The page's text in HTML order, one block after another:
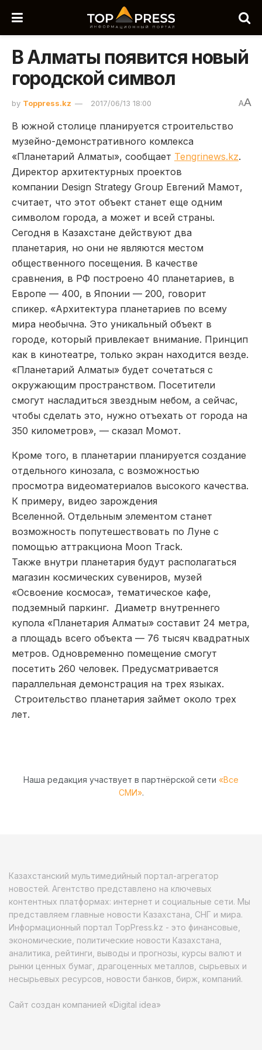
В Алматы появится новый
городской символ
by Toppress.kz 2017/06/13 18:00 AA
В южной столице планируется строительство
музейно-демонстративного комлекса
«Планетарий Алматы», сообщает Tengrinews.kz.
Директор архитектурных проектов
компании Design Strategy Group Евгений Мамот,
считает, что этот объект станет еще одним
символом города, а может и всей страны.
Сегодня в Казахстане действуют два
планетария, но они не являются местом
общественного посещения. В качестве
сравнения, в РФ построено 40 планетариев, в
Европе — 400, в Японии — 200, говорит
спикер. «Архитектура планетариев по всему
мира необычна. Это уникальный объект в
городе, который привлекает внимание. Принцип
как в кинотеатре, только экран находится везде.
«Планетарий Алматы» будет сочетаться с
окружающим пространством. Посетители
смогут насладиться звездным небом, а сейчас,
чтобы сделать это, нужно отъехать от города на
350 километров», — сказал Момот.
Кроме того, в планетарии планируется создание
отдельного кинозала, с возможностью
просмотра видеоматериалов высокого качества.
К примеру, видео зарождения
Вселенной. Отдельным элементом станет
возможность попутешествовать по Луне с
помощью аттракциона Moon Track.
Также внутри планетария будут располагаться
магазин космических сувениров, музей
«Освоение космоса», тематическое кафе,
подземный паркинг. Диаметр внутреннего
купола «Планетария Алматы» составит 24 метра,
а площадь всего объекта — 76 тысяч квадратных
метров. Одновременно помещение смогут
посетить 260 человек. Предусматривается
параллельная демонстрация на трех языках.
Строительство планетария займет около трех
лет.
Наша редакция участвует в партнёрской сети «Все
СМИ».
Казахстанский мультимедийный портал-агрегатор
новостей. Агентство представлено на ключевых
контентных платформах: интернет и социальные сети. Мы
представляем главные новости Казахстана, СНГ и мира.
Информационный портал TopPress.kz - это финансовые,
экономические, политические новости Казахстана,
аналитика, рейтинги, выводы и прогнозы, курсы валют и
рынки ценных бумаг, драгоценных металлов, сырьевых и
несырьевых ресурсов, новости банков, бирж, компаний.
Сайт создан компанией «Digital idea»